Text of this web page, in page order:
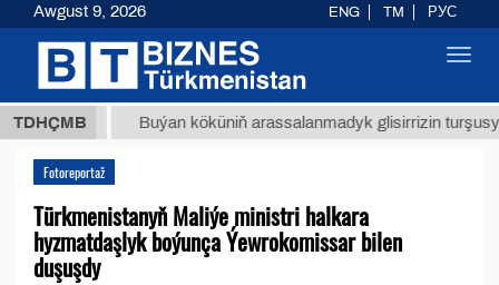
TDHÇMB
ТМТ Buýan köküniň arassalanmadyk glisirrizin turşusy (t.)
Fotoreportaž
Türkmenistanyň Maliýe ministri halkara
hyzmatdaşlyk boýunça Ýewrokomissar bilen
duşuşdy
Awgust 9, 2026 ENG TM РУС